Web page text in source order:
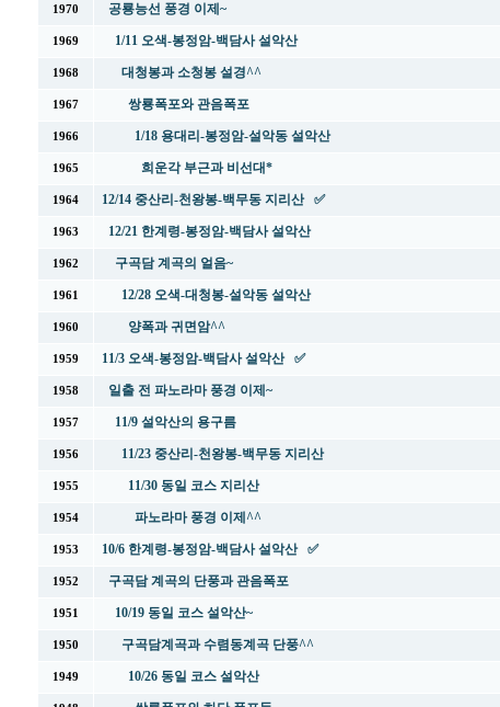
1970 공룡능선 풍경 이제~
1969 1/11 오색-봉정암-백담사 설악산
1968 대청봉과 소청봉 설경^^
1967 쌍룡폭포와 관음폭포
1966 1/18 용대리-봉정암-설악동 설악산
1965 희운각 부근과 비선대*
1964 12/14 중산리-천왕봉-백무동 지리산 ✅
1963 12/21 한계령-봉정암-백담사 설악산
1962 구곡담 계곡의 얼음~
1961 12/28 오색-대청봉-설악동 설악산
1960 양폭과 귀면암^^
1959 11/3 오색-봉정암-백담사 설악산 ✅
1958 일출 전 파노라마 풍경 이제~
1957 11/9 설악산의 용구름
1956 11/23 중산리-천왕봉-백무동 지리산
1955 11/30 동일 코스 지리산
1954 파노라마 풍경 이제^^
1953 10/6 한계령-봉정암-백담사 설악산 ✅
1952 구곡담 계곡의 단풍과 관음폭포
1951 10/19 동일 코스 설악산~
1950 구곡담계곡과 수렴동계곡 단풍^^
1949 10/26 동일 코스 설악산